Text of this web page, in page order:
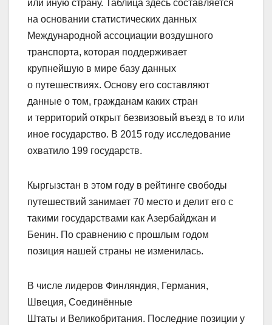
или иную страну. Таблица здесь составляется
на основании статистических данных
Международной ассоциации воздушного
транспорта, которая поддерживает
крупнейшую в мире базу данных
о путешествиях. Основу его составляют
данные о том, гражданам каких стран
и территорий открыт безвизовый въезд в то или
иное государство. В 2015 году исследование
охватило 199 государств.
Кыргызстан в этом году в рейтинге свободы
путешествий занимает 70 место и делит его с
такими государствами как Азербайджан и
Бенин. По сравнению с прошлым годом
позиция нашей страны не изменилась.
В числе лидеров Финляндия, Германия,
Швеция, Соединённые
Штаты и Великобритания. Последние позиции у